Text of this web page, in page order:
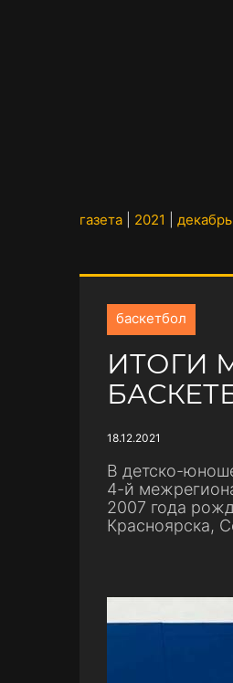
газета 2021 декабрь
баскетбол
ИТОГИ
18.12.2021
В детско-
4-й
2007 года
Красноярска,